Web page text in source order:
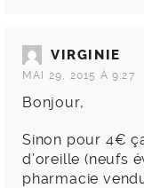
VIRGINIE
MAI 29, 2015 À 9:27
Bonjour,
Sinon pour 4€
d’oreille (neufs
pharmacie